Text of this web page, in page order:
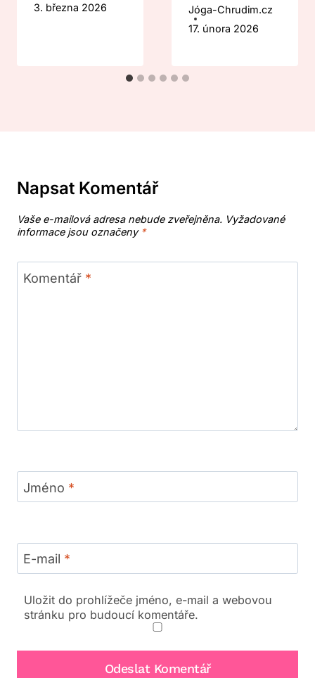
3. března 2026
Jóga-Chrudim.cz
17. února 2026
Napsat Komentář
Vaše e-mailová adresa nebude zveřejněna. Vyžadované
informace jsou označeny *
Komentář *
Jméno *
E-mail *
Uložit do prohlížeče jméno, e-mail a webovou
stránku pro budoucí komentáře.